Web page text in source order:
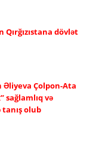
dövlət
Çolpon-Ata
sağlamlıq və
olub